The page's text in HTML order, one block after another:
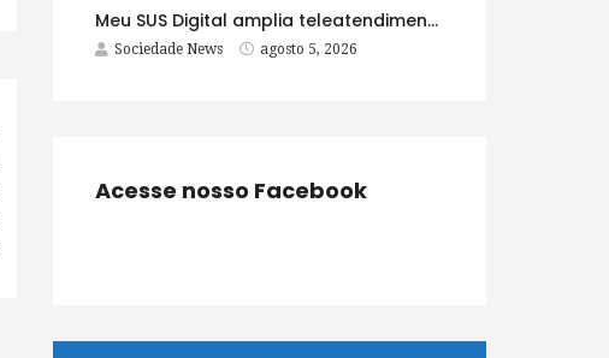
Meu SUS Digital amplia teleatendimentos para pessoas com problemas com jogos e apostas
Sociedade News agosto 5, 2026
Acesse nosso Facebook